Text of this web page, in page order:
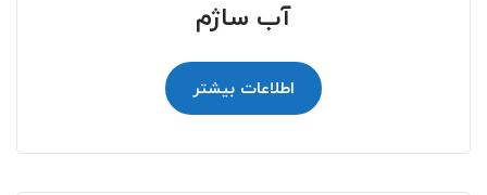
آب ساژم
اطلاعات بیشتر